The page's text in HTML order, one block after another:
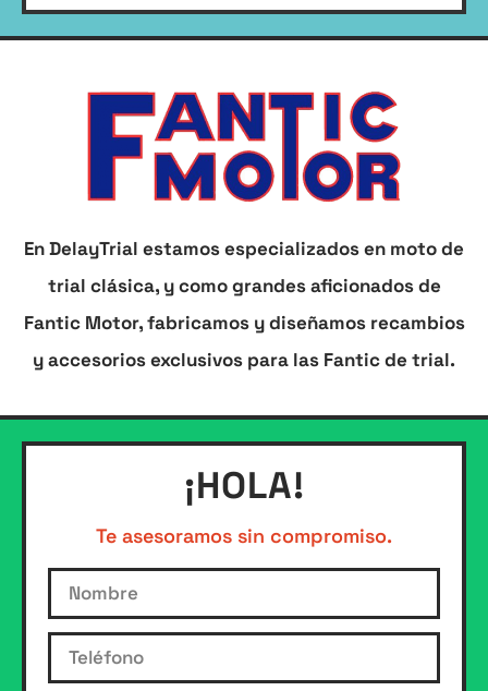
En DelayTrial estamos especializados en moto de
trial clásica, y como grandes aficionados de
Fantic Motor, fabricamos y diseñamos recambios
y accesorios exclusivos para las Fantic de trial.
¡HOLA!
Te asesoramos sin compromiso.